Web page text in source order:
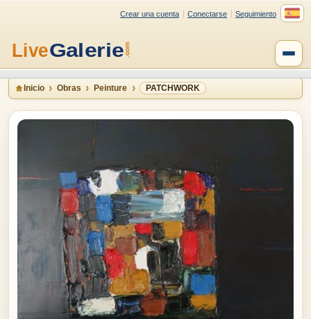
Crear una cuenta Conectarse Seguimiento
Inicio Obras Peinture PATCHWORK